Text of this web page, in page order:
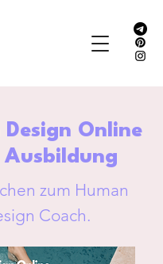
Design Online
Ausbildung
zum Human
Coach.